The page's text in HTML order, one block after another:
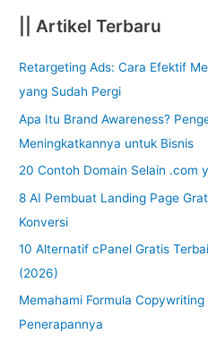
|| Artikel Terbaru
Retargeting Ads: Cara Efektif
yang Sudah Pergi
Apa Itu Brand Awareness?
Meningkatkannya untuk Bisnis
20 Contoh Domain Selain .com
8 AI Pembuat Landing Page
Konversi
10 Alternatif cPanel Gratis
(2026)
Memahami Formula
Penerapannya